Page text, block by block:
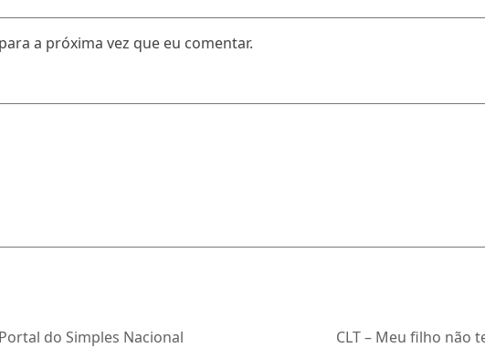
a próxima vez que eu comentar.
do Simples Nacional CLT – Meu filho não